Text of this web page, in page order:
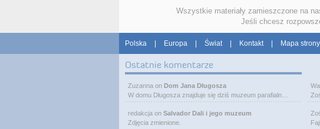
Wszystkie materiały zamieszczone na
Jeśli chcesz
Polska Europa Świat Kontakt Mapa strony
Ostatnie komentarze
Zuzanna on Dom Jana Długosza
W domu Długosza znajduje się dziś muzeum parafialn…
redakcja on Salvador Dali i jego muzeum
Zdjęcia zmienione.